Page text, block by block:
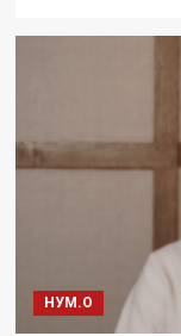
НУМ.О